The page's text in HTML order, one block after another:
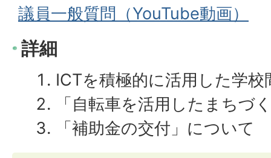
議員一般質問（YouTube動画）
詳細
ICTを積極的に活用した学
「自転車を活用したまちづ
「補助金の交付」について